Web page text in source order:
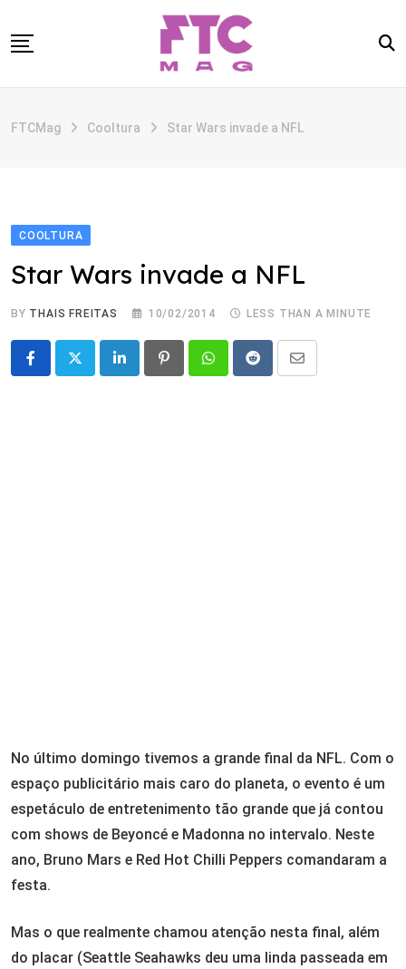
to
CATEGORIAS
FTCMag Cooltura Star Wars invade a NFL
COOLTURA
Star Wars invade a NFL
BY THAIS FREITAS 10/02/2014 LESS THAN A MINUTE
LinkedIn PinterestWhatsappRedditShare
No último domingo tivemos a grande final da NFL. Com o
espaço publicitário mais caro do planeta, o evento é um
espetáculo de entretenimento tão grande que já contou
com shows de Beyoncé e Madonna no intervalo. Neste
ano, Bruno Mars e Red Hot Chilli Peppers comandaram a
festa.
Mas o que realmente chamou atenção nesta final, além
do placar (Seattle Seahawks deu uma linda passeada em